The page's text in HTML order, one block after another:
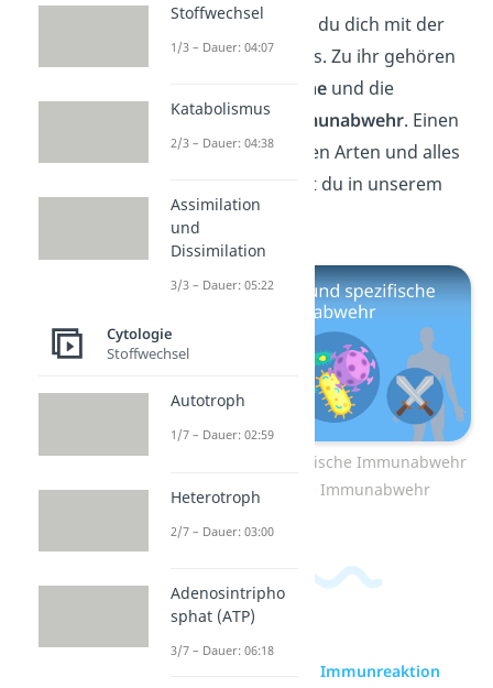
Super, jetzt kennst du dich mit der
Immunreaktion aus. Zu ihr gehören
spezifische und die
unspezifische Immunabwehr. Einen
Vergleich der beiden Arten und alles
Weitere bekommst du in unserem
Video dazu!
Zum Video: Unspezifische Immunabwehr
und spezifische Immunabwehr
zur Videoseite: Immunreaktion
Stoffwechsel
1/3 – Dauer: 04:07
Katabolismus
2/3 – Dauer: 04:38
Assimilation
und
Dissimilation
3/3 – Dauer: 05:22
Cytologie
Stoffwechsel
Autotroph
1/7 – Dauer: 02:59
Heterotroph
2/7 – Dauer: 03:00
Adenosintripho
sphat (ATP)
3/7 – Dauer: 06:18